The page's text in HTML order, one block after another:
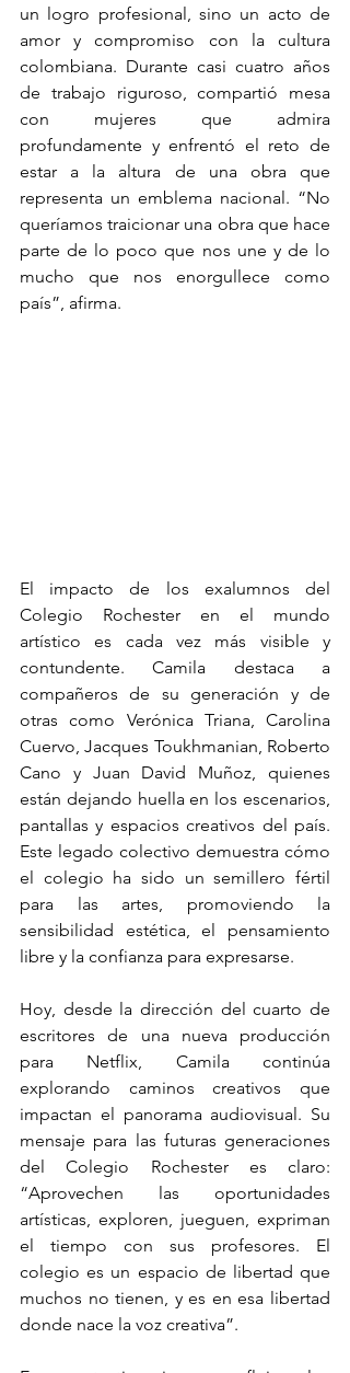
un logro profesional, sino un acto de
amor y compromiso con la cultura
colombiana. Durante casi cuatro años
de trabajo riguroso, compartió mesa
con mujeres que admira
profundamente y enfrentó el reto de
estar a la altura de una obra que
representa un emblema nacional. “No
queríamos traicionar una obra que hace
parte de lo poco que nos une y de lo
mucho que nos enorgullece como
país”, afirma.
El impacto de los exalumnos del
Colegio Rochester en el mundo
artístico es cada vez más visible y
contundente. Camila destaca a
compañeros de su generación y de
otras como Verónica Triana, Carolina
Cuervo, Jacques Toukhmanian, Roberto
Cano y Juan David Muñoz, quienes
están dejando huella en los escenarios,
pantallas y espacios creativos del país.
Este legado colectivo demuestra cómo
el colegio ha sido un semillero fértil
para las artes, promoviendo la
sensibilidad estética, el pensamiento
libre y la confianza para expresarse.
Hoy, desde la dirección del cuarto de
escritores de una nueva producción
para Netflix, Camila continúa
explorando caminos creativos que
impactan el panorama audiovisual. Su
mensaje para las futuras generaciones
del Colegio Rochester es claro:
“Aprovechen las oportunidades
artísticas, exploren, jueguen, expriman
el tiempo con sus profesores. El
colegio es un espacio de libertad que
muchos no tienen, y es en esa libertad
donde nace la voz creativa”.